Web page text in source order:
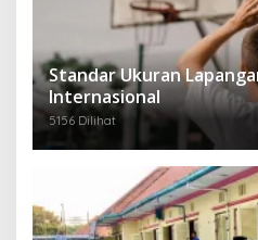
Standar Ukuran
Internasional
5156 Dilihat